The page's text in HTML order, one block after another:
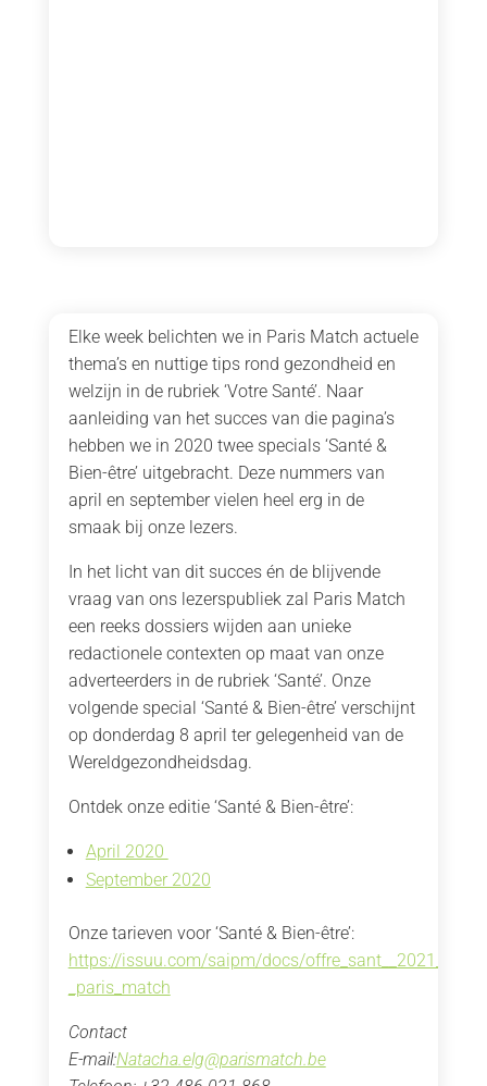
Elke week belichten we in Paris Match actuele
thema’s en nuttige tips rond gezondheid en
welzijn in de rubriek ‘Votre Santé’. Naar
aanleiding van het succes van die pagina’s
hebben we in 2020 twee specials ‘Santé &
Bien-être’ uitgebracht. Deze nummers van
april en september vielen heel erg in de
smaak bij onze lezers.
In het licht van dit succes én de blijvende
vraag van ons lezerspubliek zal Paris Match
een reeks dossiers wijden aan unieke
redactionele contexten op maat van onze
adverteerders in de rubriek ‘Santé’. Onze
volgende special ‘Santé & Bien-être’ verschijnt
op donderdag 8 april ter gelegenheid van de
Wereldgezondheidsdag.
Ontdek onze editie ‘Santé & Bien-être’:
April 2020
September 2020
Onze tarieven voor ‘Santé & Bien-être’:
https://issuu.com/saipm/docs/offre_sant__2021_-
_paris_match
Contact
E-mail:Natacha.elg@parismatch.be